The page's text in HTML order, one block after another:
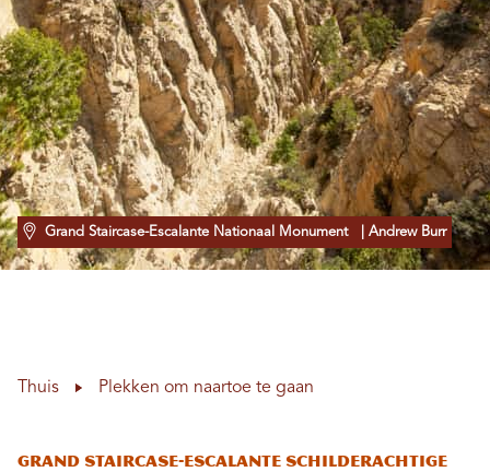
Grand Staircase-Escalante Nationaal Monument | Andrew Burr
Thuis Plekken om naartoe te gaan
Grand Staircase-Escalante Schilderachtige